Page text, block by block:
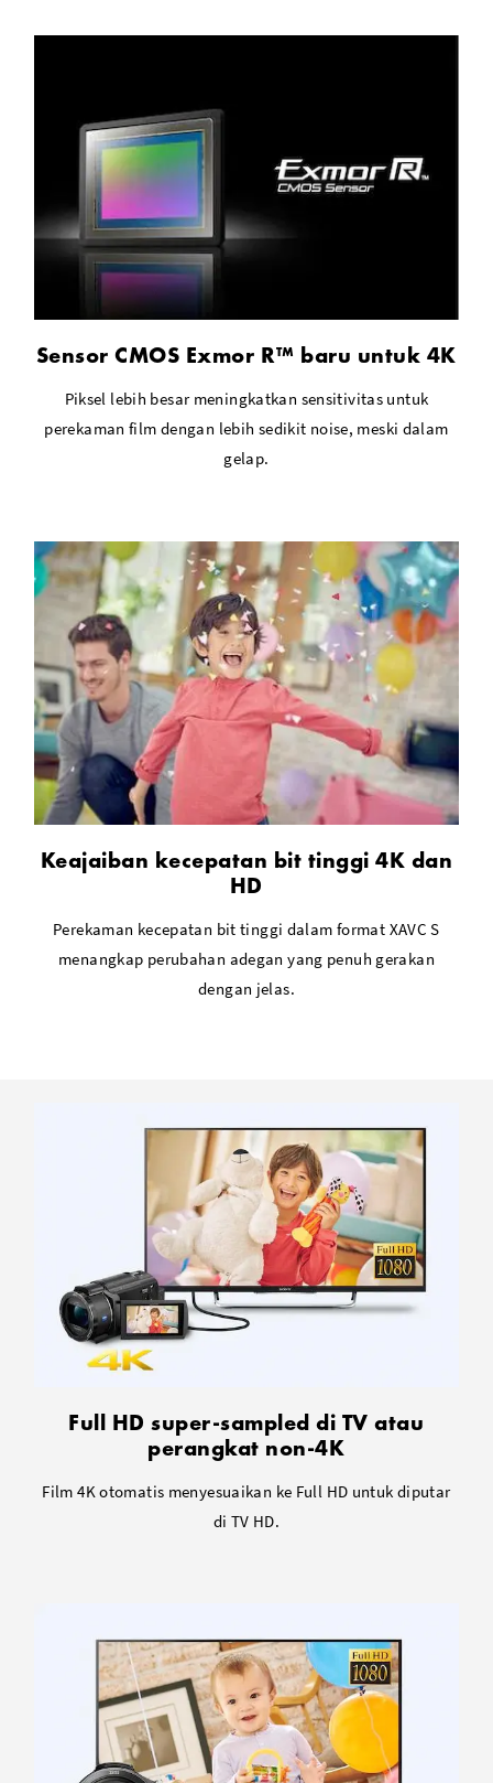
Sensor CMOS Exmor R™ baru untuk 4K
Piksel lebih besar meningkatkan sensitivitas untuk
perekaman film dengan lebih sedikit noise, meski dalam
gelap.
Keajaiban kecepatan bit tinggi 4K dan
HD
Perekaman kecepatan bit tinggi dalam format XAVC S
menangkap perubahan adegan yang penuh gerakan
dengan jelas.
Full HD super-sampled di TV atau
perangkat non-4K
Film 4K otomatis menyesuaikan ke Full HD untuk diputar
di TV HD.